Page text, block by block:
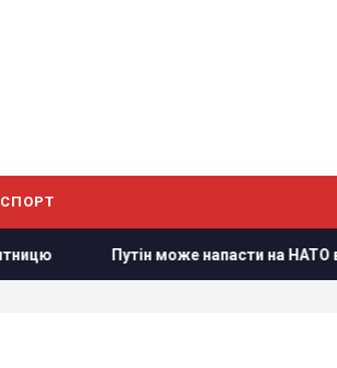
СПОРТ
Путін може напасти на НАТО вже